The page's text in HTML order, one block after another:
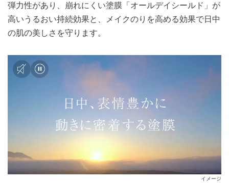
弾力性があり、崩れにくい塗膜「オールデイシールド」が
高いうるおい持続効果と、メイクのりを高める効果で日中
の肌の美しさを守ります。
イメージ